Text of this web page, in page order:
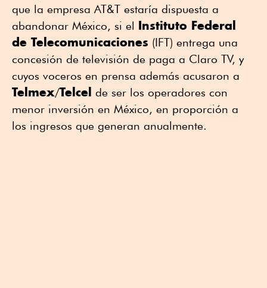
que la empresa AT&T estaría dispuesta a
abandonar México, si el Instituto Federal
de Telecomunicaciones (IFT) entrega una
concesión de televisión de paga a Claro TV, y
cuyos voceros en prensa además acusaron a
Telmex/Telcel de ser los operadores con
menor inversión en México, en proporción a
los ingresos que generan anualmente.